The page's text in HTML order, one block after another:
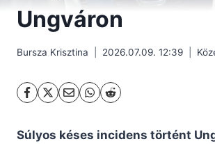
Ungváron
Bursza Krisztina 2026.07.09. 12:39
Súlyos késes incidens történt